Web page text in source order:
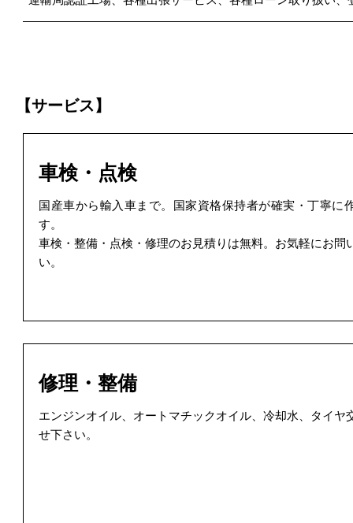
【サービス】
車検・点検
国産車から輸入車まで。国家資格保持者が確実・丁寧に
す。
車検・整備・点検・修理のお見積りは無料。お気軽にお問
い。
修理・整備
エンジンオイル、オートマチックオイル、冷却水、タイヤ
せ下さい。